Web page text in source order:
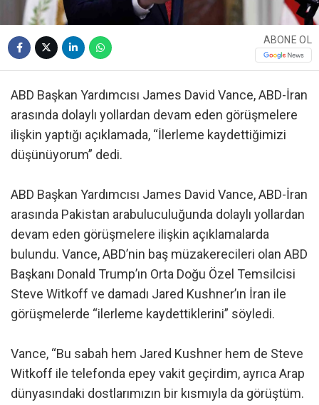
ABONE OL
ABD Başkan Yardımcısı James David Vance, ABD-İran
arasında dolaylı yollardan devam eden görüşmelere
ilişkin yaptığı açıklamada, “İlerleme kaydettiğimizi
düşünüyorum” dedi.
ABD Başkan Yardımcısı James David Vance, ABD-İran
arasında Pakistan arabuluculuğunda dolaylı yollardan
devam eden görüşmelere ilişkin açıklamalarda
bulundu. Vance, ABD’nin baş müzakerecileri olan ABD
Başkanı Donald Trump’ın Orta Doğu Özel Temsilcisi
Steve Witkoff ve damadı Jared Kushner’ın İran ile
görüşmelerde “ilerleme kaydettiklerini” söyledi.
Vance, “Bu sabah hem Jared Kushner hem de Steve
Witkoff ile telefonda epey vakit geçirdim, ayrıca Arap
dünyasındaki dostlarımızın bir kısmıyla da görüştüm.